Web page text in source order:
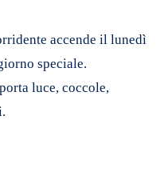
accende il lunedì
speciale.
luce, coccole,